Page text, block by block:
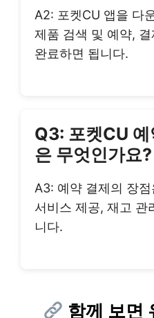
A2: 포켓CU 앱을 다
제품 검색 및 예약,
완료하면 됩니다.
Q3: 포켓CU
은 무엇인가요?
A3: 예약 결제의 장
서비스 제공, 재고 관
니다.
함께 보면